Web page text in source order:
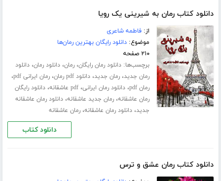
دانلود کتاب رمان به شیرینی یک رویا
از:فاطمه شاعری
موضوع:دانلود رایگان بهترین رمان‌ها
۲۱۰ صفحه
برچسب‌ها:دانلود رمان رایگان،رمان،دانلود رمان،دانلود
رمان جدید،رمان جدید،دانلود pdf رمان ،رمان ایرانی pdf ،
رمان pdf ،دانلود رمان ایرانی،pdf عاشقانه ،دانلود رایگان
رمان عاشقانه،رمان جدید عاشقانه،دانلود رمان عاشقانه
جدید،دانلود رمان عاشقانه،رمان عاشقانه
دانلود کتاب
دانلود کتاب رمان عشق و ترس